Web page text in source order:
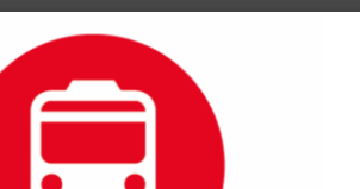
Chemins de fer